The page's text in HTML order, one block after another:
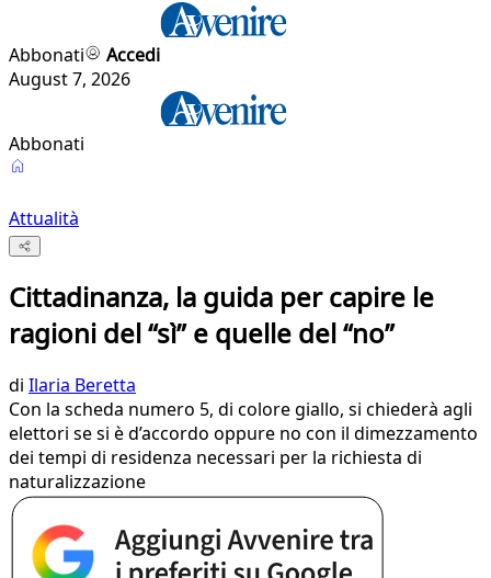
Abbonati
Accedi
August 7, 2026
Abbonati
Attualità
Cittadinanza, la guida per capire le
ragioni del “sì” e quelle del “no”
di Ilaria Beretta
Con la scheda numero 5, di colore giallo, si chiederà agli
elettori se si è d’accordo oppure no con il dimezzamento
dei tempi di residenza necessari per la richiesta di
naturalizzazione